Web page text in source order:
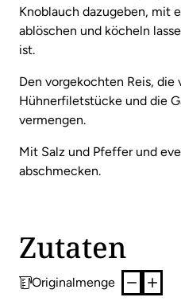
Knoblauch dazugeben, mit
ablöschen und köcheln
ist.
Den vorgekochten Reis, die
Hühnerfiletstücke und die
vermengen.
Mit Salz und Pfeffer und
abschmecken.
Zutaten
Originalmenge